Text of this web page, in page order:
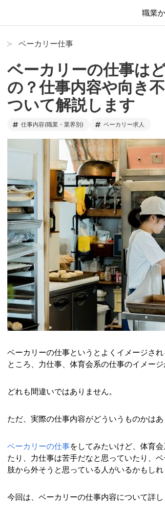
職業
ベーカリー仕事
ベーカリーの仕事は
の？仕事内容や向き
ついて解説します
仕事内容(職業・業界別) ベーカリー求人
ベーカリーの仕事というとよくイメージさ
ところ、力仕事、体育会系の仕事のイメージ
どれも間違いではありません。
ただ、実際の仕事内容がどういうものかはあ
ベーカリーの仕事をしてみたいけど、体育
たり、力仕事は苦手だなと思っていたり、
肢から外そうと思っている人がいるかもしれ
今回は、ベーカリーの仕事内容について詳し